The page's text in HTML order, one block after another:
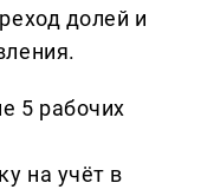
долей и
5 рабочих
на учёт в